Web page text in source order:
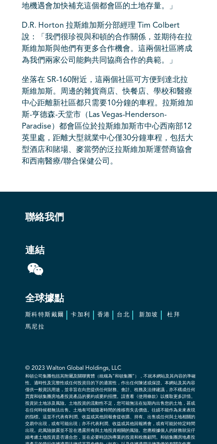
地機遇會加快補充這個都會區的土地存量。」
D.R. Horton 拉斯維加斯分部經理 Tim Colbert
說：「我們很珍視與和頓的合作關係，並期待在拉
斯維加斯與他們有更多合作機會。這兩個社區將成
為我們兩家公司能夠共同協商合作的典範。」
坐落在 SR-160附近，這兩個社區可方便到達北拉
斯維加斯。周邊的雜貨商店、快餐店、學校和醫療
中心距離新社區都只需要10分鐘的車程。拉斯維加
斯-亨德森-天堂市（Las Vegas-Henderson-
Paradise）都會區位於拉斯維加斯市中心西南部12
英里處，距離大型就業中心僅30分鐘車程，包括大
型酒店和賭場、麥當勞的泛拉斯維加斯運營商協會
和西南醫療/聯合保健公司。
聯絡我們
連結
全球據點
斯科特斯戴爾 卡加利 香港 台北 新加坡 杜拜
馬尼拉
© 2023 Walton Global Holdings, LLC
和頓公司集團包括其附屬及關聯實體（統稱為“和頓集團”），不就本網站及其內容的準確
性、適時性及完整性或任何投資目的下的適當性，作出任何陳述或保證。本網站及其內容
僅供一般資訊用途，並非旨在向您提供任何財務、會計、稅務及法律建議，亦不構成任何
買賣和頓集團房地產投資產品的要約或要約招攬。請查看《使用條款》以獲取更多詳情。
投資於土地涉及風險。土地投資的流動性不足，您可能無法在短期內出售您的土地，甚或
在任何時候都無法出售。土地有可能隨著時間的推移而失去價值。往績不能作為未來表現
的指標。這並不代表有利潤、收益或其他回報會從收購、持有、出售或任何與土地相關的
交易中出現，或有可能出現；亦不代表利潤、收益或其他回報將會，或有可能於特定時間
出現。此風險披露並不旨在透露所有與土地投資相關的風險。您應根據個人的財務狀況仔
細考慮土地投資是否適合您，並在必要時諮詢專業的投資和稅務顧問。和頓集團房地產投